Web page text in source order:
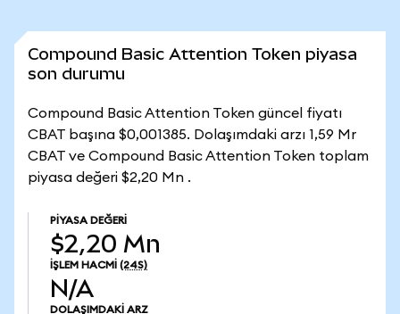
Compound Basic Attention Token piyasa
son durumu
Compound Basic Attention Token güncel fiyatı
CBAT başına $0,001385. Dolaşımdaki arzı 1,59 Mr
CBAT ve Compound Basic Attention Token toplam
piyasa değeri $2,20 Mn .
PIYASA DEĞERI
$2,20 Mn
İŞLEM HACMI (24S)
N/A
DOLAŞIMDAKI ARZ